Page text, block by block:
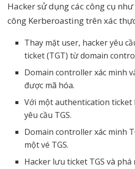
Hacker sử dụng các công cụ
công Kerberoasting trên xác
Thay mặt user, hacker yêu
ticket (TGT) từ domain
Domain controller xác minh
được mã hóa.
Với một authentication ticket
yêu cầu TGS.
Domain controller xác minh
một vé TGS.
Hacker lưu ticket TGS và